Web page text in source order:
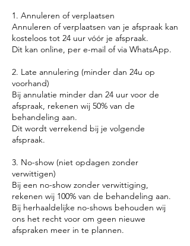
1. Annuleren of verplaatsen
Annuleren of verplaatsen van je afspraak kan
kosteloos tot 24 uur vóór je afspraak.
Dit kan online, per e-mail of via WhatsApp.
2. Late annulering (minder dan 24u op
voorhand)
Bij annulatie minder dan 24 uur voor de
afspraak, rekenen wij 50% van de
behandeling aan.
Dit wordt verrekend bij je volgende
afspraak.
3. No-show (niet opdagen zonder
verwittigen)
Bij een no-show zonder verwittiging,
rekenen wij 100% van de behandeling aan.
Bij herhaaldelijke no-shows behouden wij
ons het recht voor om geen nieuwe
afspraken meer in te plannen.